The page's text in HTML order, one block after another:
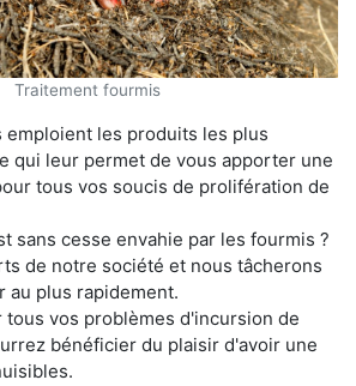
Traitement fourmis
emploient les produits les plus
qui leur permet de vous apporter une
tous vos soucis de prolifération de
sans cesse envahie par les fourmis ?
de notre société et nous tâcherons
au plus rapidement.
vos problèmes d'incursion de
bénéficier du plaisir d'avoir une